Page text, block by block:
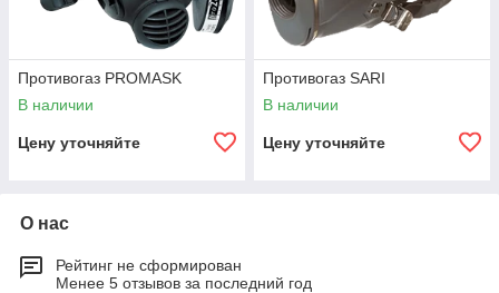
Противогаз PROMASK
В наличии
Цену уточняйте
Противогаз SARI
В наличии
Цену уточняйте
О нас
Рейтинг не сформирован
Менее 5 отзывов за последний год